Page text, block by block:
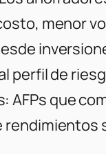
menor
perfil de
AFPs que
rendimientos